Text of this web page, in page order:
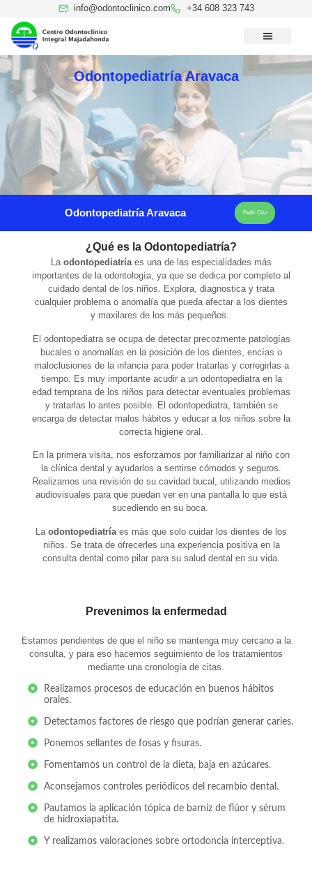
info@odontoclinico.com +34 608 323 743
Odontopediatría Aravaca
Odontopediatría Aravaca Pedir Cita
¿Qué es la Odontopediatría?
La odontopediatríaes una de las especialidades más
importantes de la odontología, ya que se dedica por completo al
cuidado dental de los niños. Explora, diagnostica y trata
cualquier problema o anomalía que pueda afectar a los dientes
y maxilares de los más pequeños.
El odontopediatra se ocupa de detectar precozmente patologías
bucales o anomalías en la posición de los dientes, encías o
maloclusiones de la infancia para poder tratarlas y corregirlas a
tiempo. Es muy importante acudir a un odontopediatra en la
edad temprana de los niños para detectar eventuales problemas
y tratarlas lo antes posible. El odontopediatra, también se
encarga de detectar malos hábitos y educar a los niños sobre la
correcta higiene oral.
En la primera visita, nos esforzamos por familiarizar al niño con
la clínica dental y ayudarlos a sentirse cómodos y seguros.
Realizamos una revisión de su cavidad bucal, utilizando medios
audiovisuales para que puedan ver en una pantalla lo que está
sucediendo en su boca.
La odontopediatría es más que solo cuidar los dientes de los
niños. Se trata de ofrecerles una experiencia positiva en la
consulta dental como pilar para su salud dental en su vida.
Prevenimos la enfermedad​
Estamos pendientes de que el niño se mantenga muy cercano a la
consulta, y para eso hacemos seguimiento de los tratamientos
mediante una cronología de citas.
Realizamos procesos de educación en buenos hábitos
orales.
Detectamos factores de riesgo que podrían generar caries.
Ponemos sellantes de fosas y fisuras.
Fomentamos un control de la dieta, baja en azúcares.
Aconsejamos controles periódicos del recambio dental.
Pautamos la aplicación tópica de barniz de flúor y sérum
de hidroxiapatita.
Y realizamos valoraciones sobre ortodoncia interceptiva.